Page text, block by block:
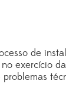
de
exercício